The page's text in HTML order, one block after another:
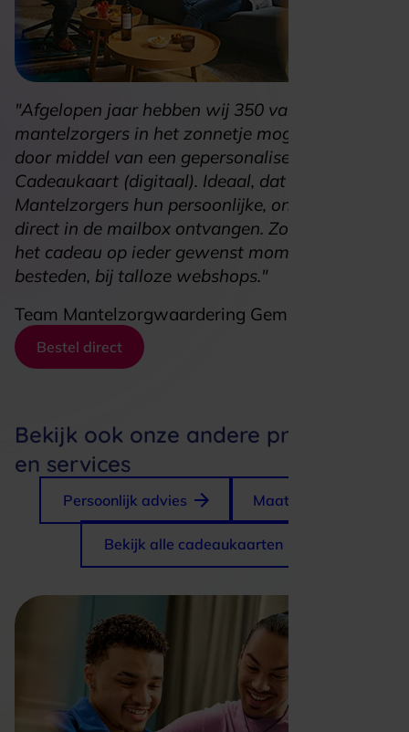
"Afgelopen jaar hebben wij 350 van onze
mantelzorgers in het zonnetje mogen zetten
door middel van een gepersonaliseerde VVV
Cadeaukaart (digitaal). Ideaal, dat onze
Mantelzorgers hun persoonlijke, online cadeau
direct in de mailbox ontvangen. Zo kunnen zij
het cadeau op ieder gewenst moment
besteden, bij talloze webshops."
Team Mantelzorgwaardering Gemeente Almere
Bestel direct
Bekijk ook onze andere producten
en services
Persoonlijk advies Maatwerk
Bekijk alle cadeaukaarten